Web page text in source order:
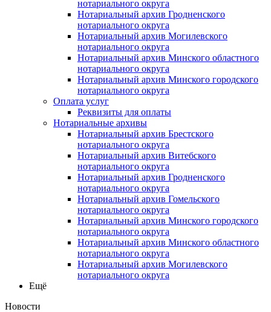
нотариального округа
Нотариальный архив Гродненского
нотариального округа
Нотариальный архив Могилевского
нотариального округа
Нотариальный архив Минского областного
нотариального округа
Нотариальный архив Минского городского
нотариального округа
Оплата услуг
Реквизиты для оплаты
Нотариальные архивы
Нотариальный архив Брестского
нотариального округа
Нотариальный архив Витебского
нотариального округа
Нотариальный архив Гродненского
нотариального округа
Нотариальный архив Гомельского
нотариального округа
Нотариальный архив Минского городского
нотариального округа
Нотариальный архив Минского областного
нотариального округа
Нотариальный архив Могилевского
нотариального округа
Ещё
Новости